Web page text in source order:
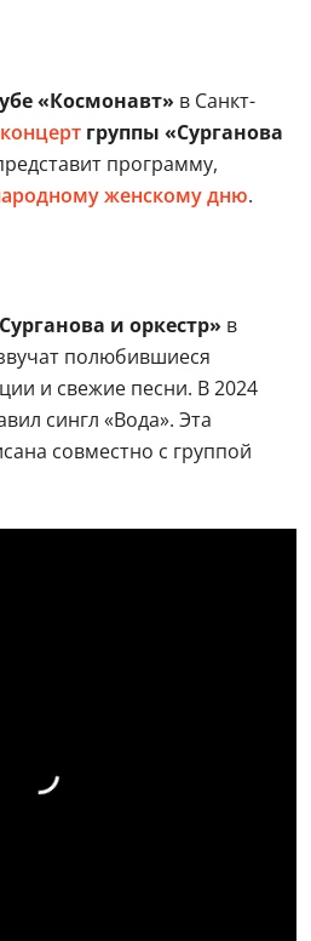
«Космонавт» в Санкт-
концерт группы «Сурганова
программу,
женскому дню.
и оркестр» в
полюбившиеся
и свежие песни. В 2024
сингл «Вода». Эта
совместно с группой